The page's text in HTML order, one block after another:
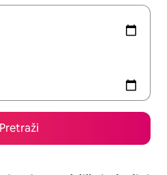
Pretraži